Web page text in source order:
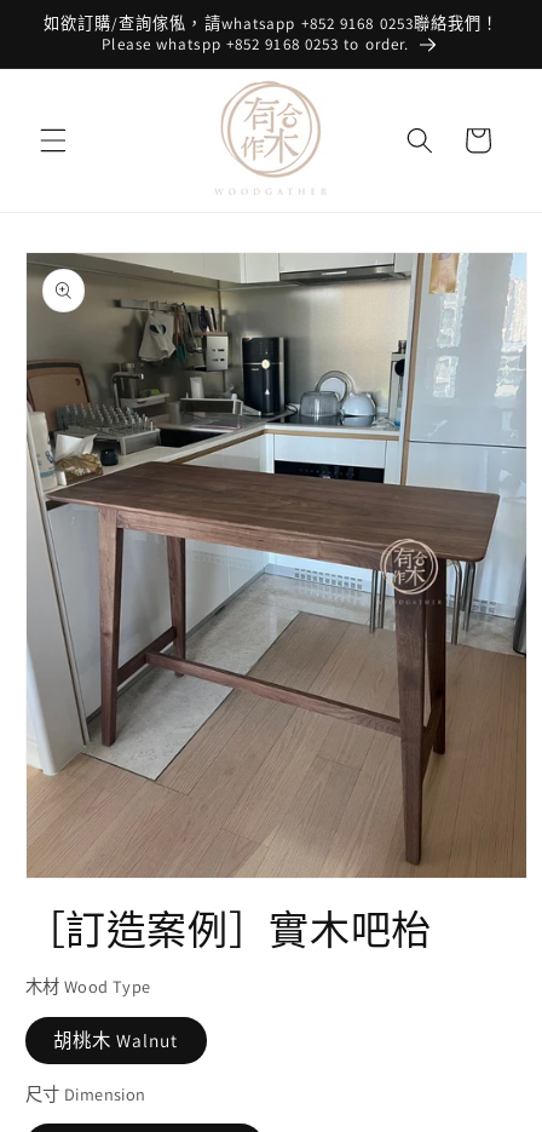
跳至內
如欲訂購/查詢傢俬，請whatsapp +852 9168 0253聯絡我們！
Please whatspp +852 9168 0253 to order.
物
略過產
品資訊
窗
開
啟
媒
［訂造案例］實木吧枱
木材 Wood Type
胡桃木 Walnut
尺寸 Dimension